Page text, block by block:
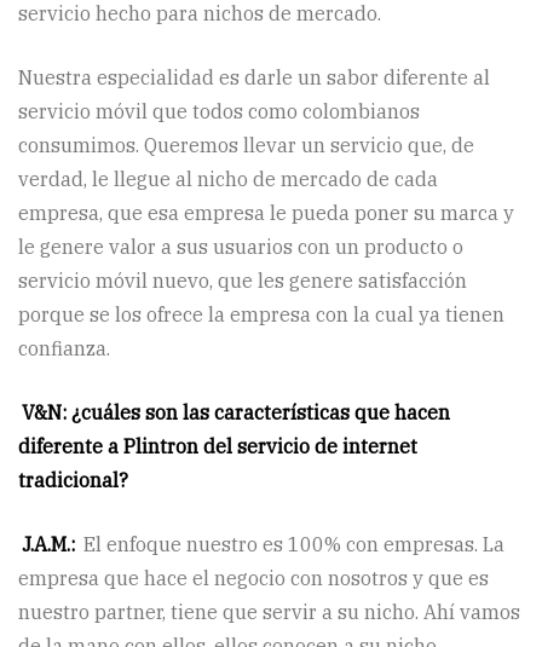
servicio hecho para nichos de mercado.
Nuestra especialidad es darle un sabor diferente al
servicio móvil que todos como colombianos
consumimos. Queremos llevar un servicio que, de
verdad, le llegue al nicho de mercado de cada
empresa, que esa empresa le pueda poner su marca y
le genere valor a sus usuarios con un producto o
servicio móvil nuevo, que les genere satisfacción
porque se los ofrece la empresa con la cual ya tienen
confianza.
V&N: ¿cuáles son las características que hacen
diferente a Plintron del servicio de internet
tradicional?
J.A.M.: El enfoque nuestro es 100% con empresas. La
empresa que hace el negocio con nosotros y que es
nuestro partner, tiene que servir a su nicho. Ahí vamos